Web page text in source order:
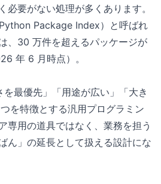
必要がない処理が多くあります。
Package Index）と呼ばれ
、30 万件を超えるパッケージが
年 6 月時点）。
最優先」「用途が広い」「大き
を特徴とする汎用プログラミン
専用の道具ではなく、業務を担う
ん」の延長として扱える設計にな